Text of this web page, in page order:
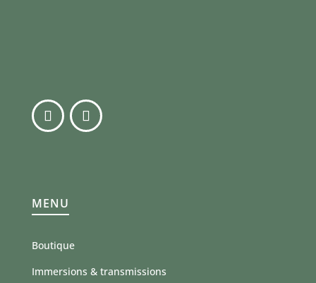
MENU
Boutique
Immersions & transmissions